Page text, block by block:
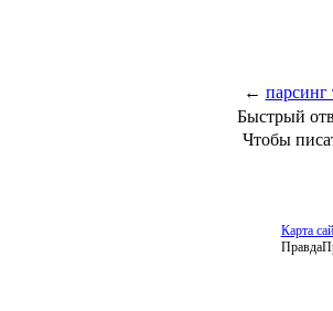
← парсинг
Быстрый
Чтобы
Карта